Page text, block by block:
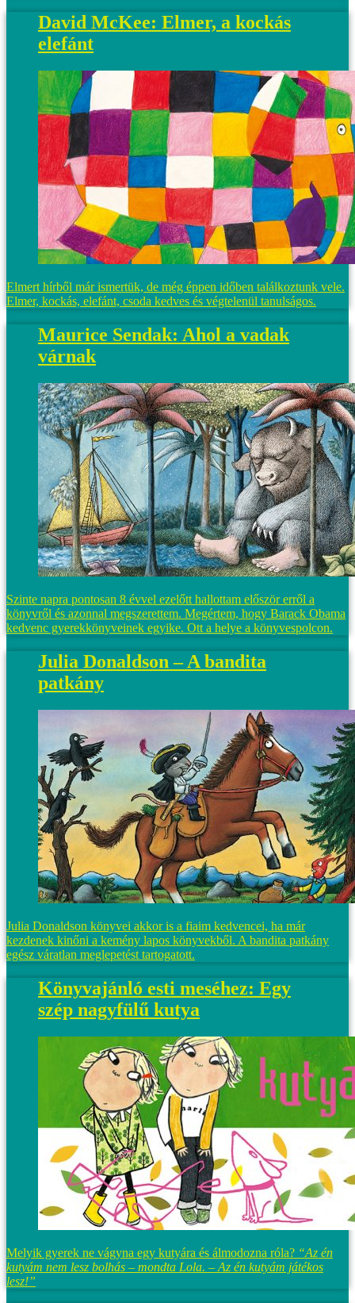
David McKee: Elmer, a kockás
elefánt
Elmert hírből már ismertük, de még éppen időben találkoztunk vele.
Elmer, kockás, elefánt, csoda kedves és végtelenül tanulságos.
Maurice Sendak: Ahol a vadak
várnak
Szinte napra pontosan 8 évvel ezelőtt hallottam először erről a
könyvről és azonnal megszerettem. Megértem, hogy Barack Obama
kedvenc gyerekkönyveinek egyike. Ott a helye a könyvespolcon.
Julia Donaldson – A bandita
patkány
Julia Donaldson könyvei akkor is a fiaim kedvencei, ha már
kezdenek kinőni a kemény lapos könyvekből. A bandita patkány
egész váratlan meglepetést tartogatott.
Könyvajánló esti meséhez: Egy
szép nagyfülű kutya
Melyik gyerek ne vágyna egy kutyára és álmodozna róla? “Az én
kutyám nem lesz bolhás – mondta Lola. – Az én kutyám játékos
lesz!”